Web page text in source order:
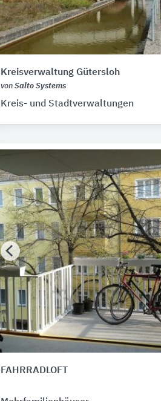
Kreisverwaltung Gütersloh
von Salto Systems
Kreis- und Stadtverwaltungen
FAHRRADLOFT